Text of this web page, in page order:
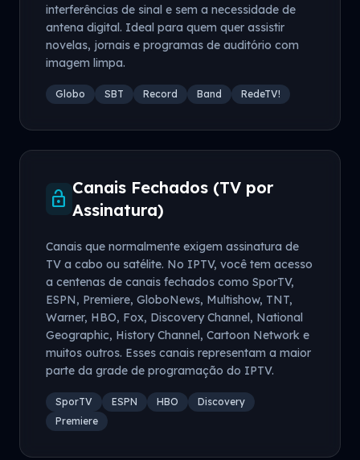
interferências de sinal e sem a necessidade de
antena digital. Ideal para quem quer assistir
novelas, jornais e programas de auditório com
imagem limpa.
Globo SBT Record Band RedeTV!
lock_open
Canais Fechados (TV por
Assinatura)
Canais que normalmente exigem assinatura de
TV a cabo ou satélite. No IPTV, você tem acesso
a centenas de canais fechados como SporTV,
ESPN, Premiere, GloboNews, Multishow, TNT,
Warner, HBO, Fox, Discovery Channel, National
Geographic, History Channel, Cartoon Network e
muitos outros. Esses canais representam a maior
parte da grade de programação do IPTV.
SporTV ESPN HBO
Discovery
Premiere